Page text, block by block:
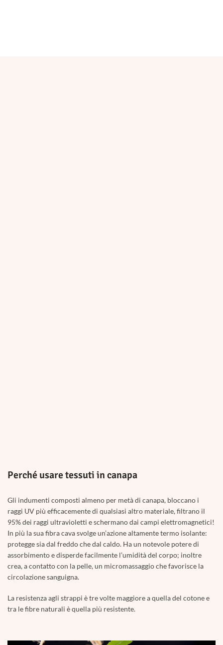
Perché usare tessuti in canapa
Gli indumenti composti almeno per metà di canapa, bloccano i
raggi UV più efficacemente di qualsiasi altro materiale, filtrano il
95% dei raggi ultravioletti e schermano dai campi elettromagnetici!
In più la sua fibra cava svolge un’azione altamente termo isolante:
protegge sia dal freddo che dal caldo. Ha un notevole potere di
assorbimento e disperde facilmente l’umidità del corpo; inoltre
crea, a contatto con la pelle, un micromassaggio che favorisce la
circolazione sanguigna.
La resistenza agli strappi è tre volte maggiore a quella del cotone e
tra le fibre naturali è quella più resistente.